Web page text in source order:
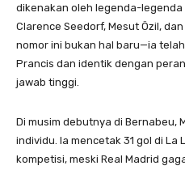
dikenakan oleh legenda-legenda
Clarence Seedorf, Mesut Özil,
nomor ini bukan hal baru—ia
Prancis dan identik dengan
jawab tinggi.
Di musim debutnya di Bernabeu,
individu. Ia mencetak 31 gol di La
kompetisi, meski Real Madrid